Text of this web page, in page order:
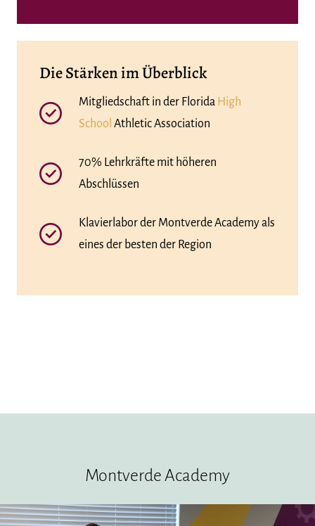
Die Stärken im Überblick
Mitgliedschaft in der Florida High
School Athletic Association
70% Lehrkräfte mit höheren
Abschlüssen
Klavierlabor der Montverde Academy als
eines der besten der Region
Montverde Academy